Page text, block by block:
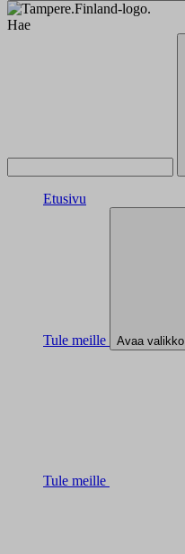
Hae
Etusivu
Tule meille Avaa valikko
Tule meille